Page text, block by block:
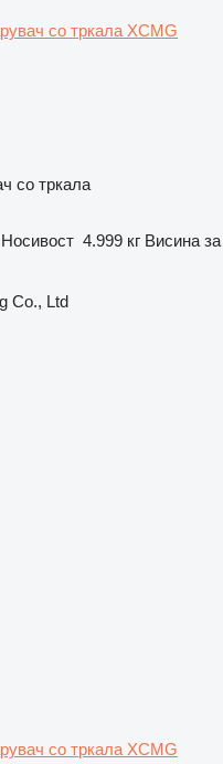
со тркала XCMG
со тркала
Носивост 4.999 кг Висина за
Co., Ltd
со тркала XCMG